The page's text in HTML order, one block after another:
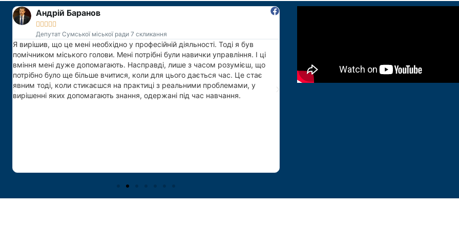
Ерік Етонгве
    
співробітник відділу кадрів МОМ
Під час мого навчання в СумДУ я відчував себе як вдома, де вчителі та
одногрупники завжди раді тебе бачити. Суми та зокрема СумДУ стали
моїм другим домом, а мої вчителі та друзі – моєю другою родиною. Я
дуже вдячний за надану мені можливість завершити магістерську
програму з публічного управління та адміністрування «Адміністративний
менеджмент». Всі навички та досвід, які я набув під час навчання в
це велике дякую.
це були справжні надихаючі заняття! З перших
знання на практиці. Дякую, що так інформативно і